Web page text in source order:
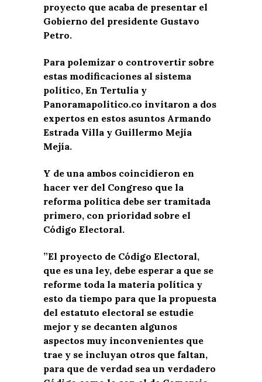
proyecto que acaba de presentar el
Gobierno del presidente Gustavo
Petro.
Para polemizar o controvertir sobre
estas modificaciones al sistema
político, En Tertulia y
Panoramapolitico.co invitaron a dos
expertos en estos asuntos Armando
Estrada Villa y Guillermo Mejía
Mejía.
Y de una ambos coincidieron en
hacer ver del Congreso que la
reforma política debe ser tramitada
primero, con prioridad sobre el
Código Electoral.
”El proyecto de Código Electoral,
que es una ley, debe esperar a que se
reforme toda la materia política y
esto da tiempo para que la propuesta
del estatuto electoral se estudie
mejor y se decanten algunos
aspectos muy inconvenientes que
trae y se incluyan otros que faltan,
para que de verdad sea un verdadero